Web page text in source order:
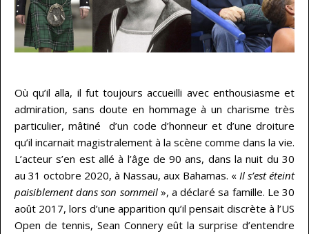
Où qu’il alla, il fut toujours accueilli avec enthousiasme et
admiration, sans doute en hommage à un charisme très
particulier, mâtiné d’un code d’honneur et d’une droiture
qu’il incarnait magistralement à la scène comme dans la vie.
L’acteur s’en est allé à l’âge de 90 ans, dans la nuit du 30
au 31 octobre 2020, à Nassau, aux Bahamas. « Il s’est éteint
paisiblement dans son sommeil», a déclaré sa famille. Le 30
août 2017, lors d’une apparition qu’il pensait discrète à l’US
Open de tennis, Sean Connery eût la surprise d’entendre